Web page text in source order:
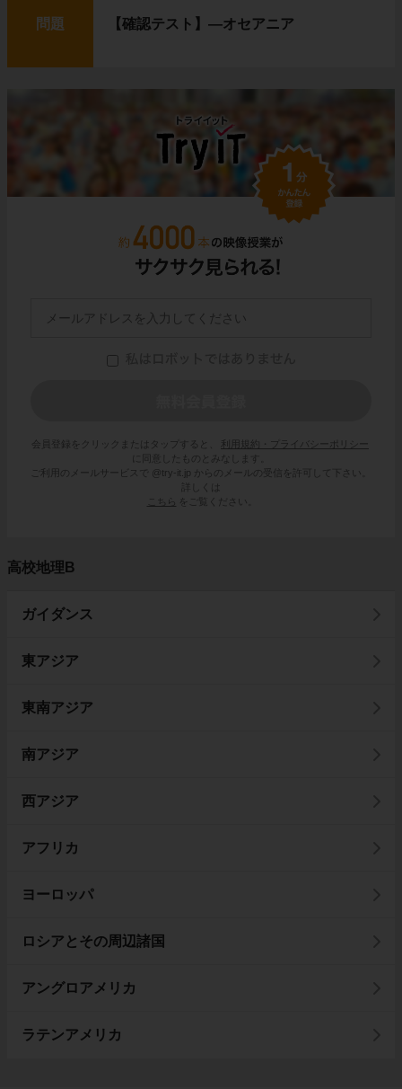
問題 【確認テスト】―オセアニア
会員登録をクリックまたはタップすると、
利用規約・プライバシーポリシー
に同意したものとみなします。
ご利用のメールサービスで @try-it.jp からのメールの受信を許可して下さい。
詳しくは
こちら
をご覧ください。
高校地理B
ガイダンス
東アジア
東南アジア
南アジア
西アジア
アフリカ
ヨーロッパ
ロシアとその周辺諸国
アングロアメリカ
ラテンアメリカ